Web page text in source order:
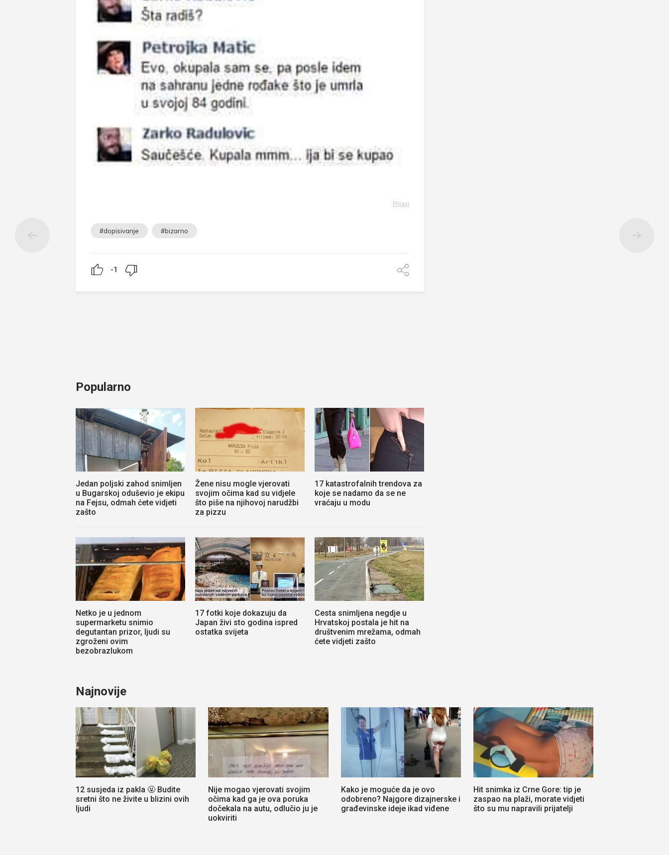
Prijavi
#dopisivanje #bizarno
-1
Popularno
Jedan poljski zahod snimljen
u Bugarskoj oduševio je ekipu
na Fejsu, odmah ćete vidjeti
zašto
Žene nisu mogle vjerovati
svojim očima kad su vidjele
što piše na njihovoj narudžbi
za pizzu
17 katastrofalnih trendova za
koje se nadamo da se ne
vraćaju u modu
Netko je u jednom
supermarketu snimio
degutantan prizor, ljudi su
zgroženi ovim
bezobrazlukom
17 fotki koje dokazuju da
Japan živi sto godina ispred
ostatka svijeta
Cesta snimljena negdje u
Hrvatskoj postala je hit na
društvenim mrežama, odmah
ćete vidjeti zašto
Najnovije
12 susjeda iz pakla 🤬 Budite
sretni što ne živite u blizini ovih
ljudi
Nije mogao vjerovati svojim
očima kad ga je ova poruka
dočekala na autu, odlučio ju je
uokviriti
Kako je moguće da je ovo
odobreno? Najgore dizajnerske i
građevinske ideje ikad viđene
Hit snimka iz Crne Gore: tip je
zaspao na plaži, morate vidjeti
što su mu napravili prijatelji